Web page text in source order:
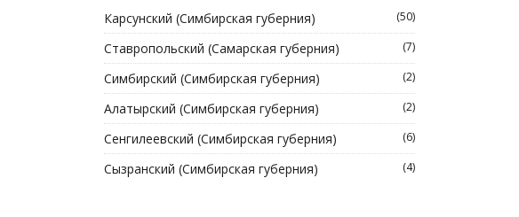
Карсунский (Симбирская губерния) (50)
Ставропольский (Самарская губерния) (7)
Симбирский (Симбирская губерния) (2)
Алатырский (Симбирская губерния) (2)
Сенгилеевский (Симбирская губерния) (6)
Сызранский (Симбирская губерния) (4)